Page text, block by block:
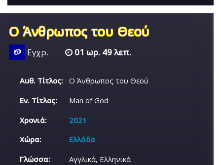
Ο Άνθρωπος του Θεού
🥔 Εγχρ. 01 ωρ. 49 λεπ.
Αυθ. Τίτλος:
Ο Άνθρωπος του Θεού
Εν. Τίτλος:
Man of God
Χρονιά:
2021
Χώρα:
Ελλάδα
Γλώσσα:
Αγγλικά, Ελληνικά